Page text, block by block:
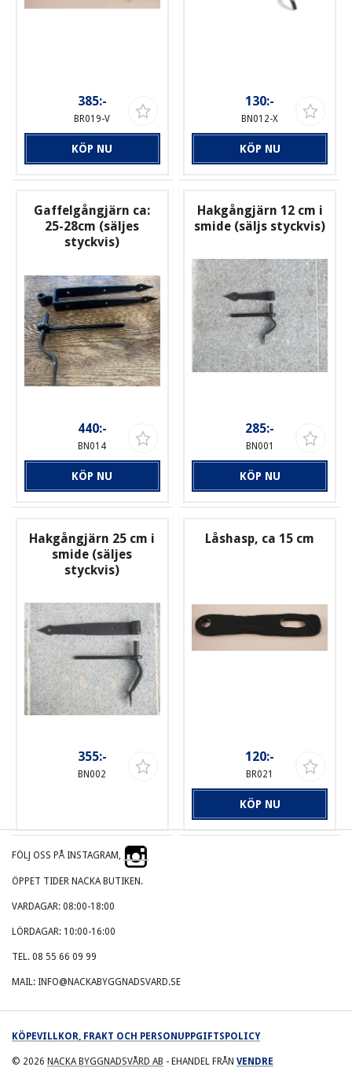
385:-
BR019-V
KÖP NU
130:-
BN012-X
KÖP NU
Gaffelgångjärn ca:
25-28cm (säljes
styckvis)
440:-
BN014
KÖP NU
Hakgångjärn 12 cm i
smide (säljs styckvis)
285:-
BN001
KÖP NU
Hakgångjärn 25 cm i
smide (säljes
styckvis)
355:-
BN002
Låshasp, ca 15 cm
120:-
BR021
KÖP NU
FÖLJ OSS PÅ INSTAGRAM,
ÖPPET TIDER NACKA BUTIKEN.
VARDAGAR: 08:00-18:00
LÖRDAGAR: 10:00-16:00
TEL. 08 55 66 09 99
MAIL: INFO@NACKABYGGNADSVARD.SE
KÖPEVILLKOR, FRAKT OCH PERSONUPPGIFTSPOLICY
© 2026 NACKA BYGGNADSVÅRD AB - EHANDEL FRÅN VENDRE